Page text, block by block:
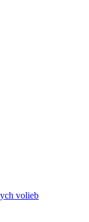
volieb